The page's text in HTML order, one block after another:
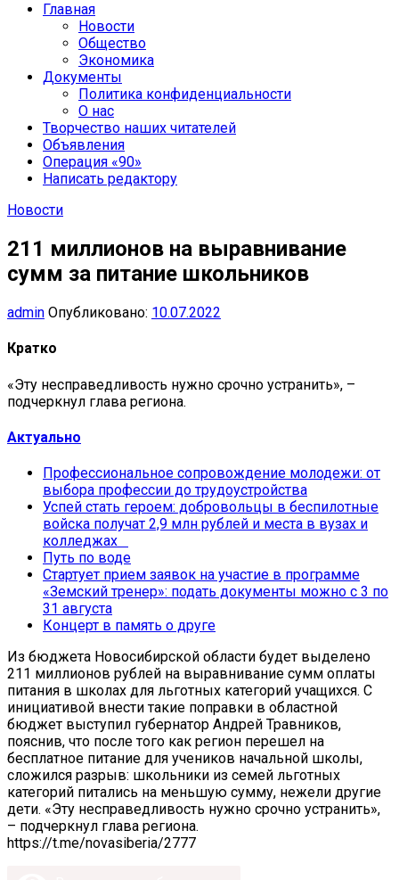
Главная
Новости
Общество
Экономика
Документы
Политика конфиденциальности
О нас
Творчество наших читателей
Объявления
Операция «90»
Написать редактору
Новости
211 миллионов на выравнивание
сумм за питание школьников
admin Опубликовано: 10.07.2022
Кратко
«Эту несправедливость нужно срочно устранить», –
подчеркнул глава региона.
Актуально
Профессиональное сопровождение молодежи: от
выбора профессии до трудоустройства
Успей стать героем: добровольцы в беспилотные
войска получат 2,9 млн рублей и места в вузах и
колледжах
Путь по воде
Стартует прием заявок на участие в программе
«Земский тренер»: подать документы можно с 3 по
31 августа
Концерт в память о друге
Из бюджета Новосибирской области будет выделено
211 миллионов рублей на выравнивание сумм оплаты
питания в школах для льготных категорий учащихся. С
инициативой внести такие поправки в областной
бюджет выступил губернатор Андрей Травников,
пояснив, что после того как регион перешел на
бесплатное питание для учеников начальной школы,
сложился разрыв: школьники из семей льготных
категорий питались на меньшую сумму, нежели другие
дети. «Эту несправедливость нужно срочно устранить»,
– подчеркнул глава региона.
https://t.me/novasiberia/2777